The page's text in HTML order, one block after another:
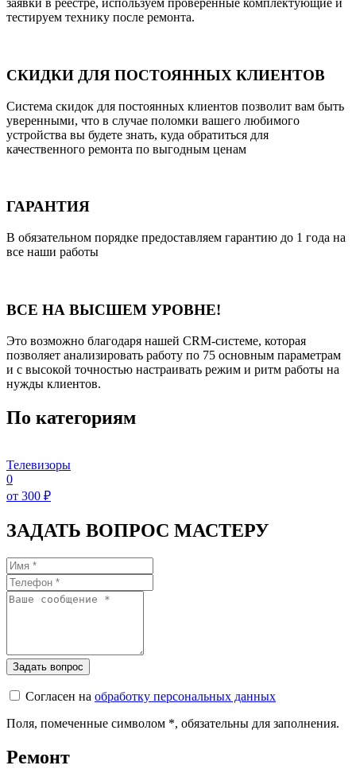
заявки в реестре, используем проверенные комплектующие и
тестируем технику после ремонта.
СКИДКИ ДЛЯ ПОСТОЯННЫХ КЛИЕНТОВ
Система скидок для постоянных клиентов позволит вам быть
уверенными, что в случае поломки вашего любимого
устройства вы будете знать, куда обратиться для
качественного ремонта по выгодным ценам
ГАРАНТИЯ
В обязательном порядке предоставляем гарантию до 1 года на
все наши работы
ВСЕ НА ВЫСШЕМ УРОВНЕ!
Это возможно благодаря нашей CRM-системе, которая
позволяет анализировать работу по 75 основным параметрам
и с высокой точностью настраивать режим и ритм работы на
нужды клиентов.
По категориям
Телевизоры
0
от 300 ₽
ЗАДАТЬ ВОПРОС МАСТЕРУ
Согласен на обработку персональных данных
Поля, помеченные символом *, обязательны для заполнения.
Ремонт